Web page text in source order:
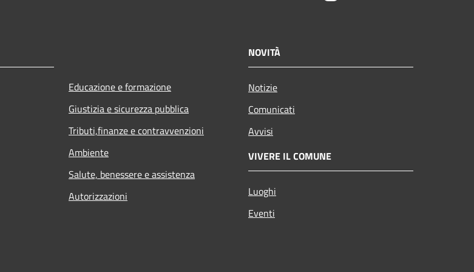
Educazione e formazione
Giustizia e sicurezza pubblica
Tributi,finanze e contravvenzioni
Ambiente
Salute, benessere e assistenza
Autorizzazioni
NOVITÀ
Notizie
Comunicati
Avvisi
VIVERE IL COMUNE
Luoghi
Eventi